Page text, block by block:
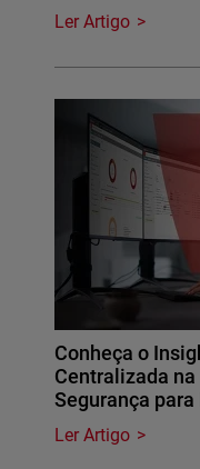
Ler Artigo
Conheça o
Centralizada
Segurança para
Ler Artigo